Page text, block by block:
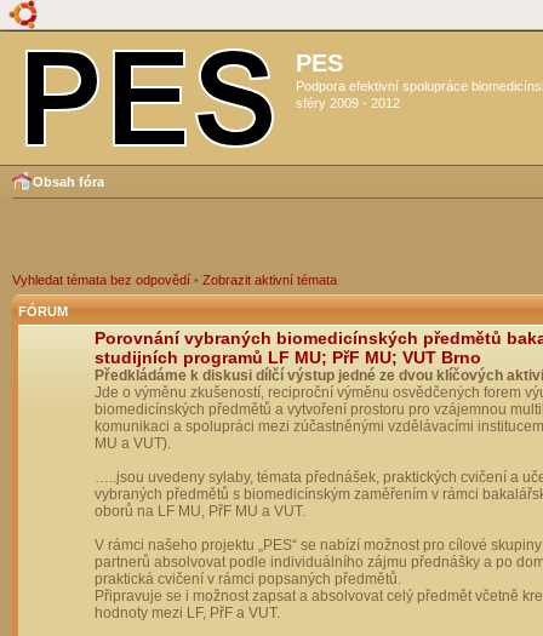
PES
Podpora efektivní spolupráce
sféry 2009 - 2012
Obsah fóra
Vyhledat témata bez odpovědí • Zobrazit aktivní témata
FÓRUM
Porovnání vybraných biomedicínských předmětů
studijních programů LF MU; PřF MU; VUT Brno
Předkládáme k diskusi dílčí výstup jedné ze dvou klíčových
Jde o výměnu zkušeností, reciproční výměnu osvědčených forem
biomedicínských předmětů a vytvoření prostoru pro vzájemnou
komunikaci a spolupráci mezi zúčastněnými vzdělávacími
MU a VUT).
…..jsou uvedeny sylaby, témata přednášek, praktických cvičení a
vybraných předmětů s biomedicínským zaměřením v rámci
oborů na LF MU, PřF MU a VUT.
V rámci našeho projektu „PES“ se nabízí možnost pro cílové
partnerů absolvovat podle individuálního zájmu přednášky a po
praktická cvičení v rámci popsaných předmětů.
Připravuje se i možnost zapsat a absolvovat celý předmět včetně
hodnoty mezi LF, PřF a VUT.